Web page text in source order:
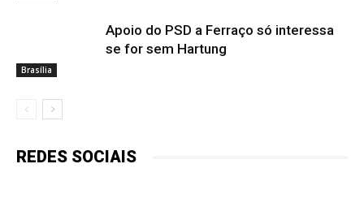
Brasília
Apoio do PSD a Ferraço só interessa
se for sem Hartung
REDES SOCIAIS